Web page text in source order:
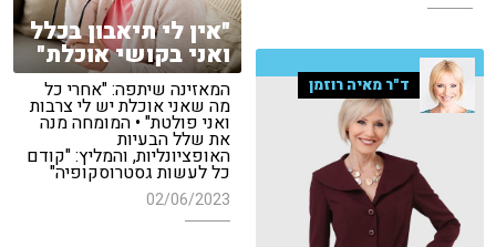
"אין לי תיאבון בכלל
ואני בקושי אוכלת"
המאזינה שיתפה: "אחרי כל
מה שאני אוכלת יש לי צרבות
ואני פולטת" • המומחה מנה
את שלל הבעיות
האופציונליות, והמליץ: "קודם
כל לעשות גסטרוסקופיה"
02/06/2023
ד"ר מאיה רוזמן